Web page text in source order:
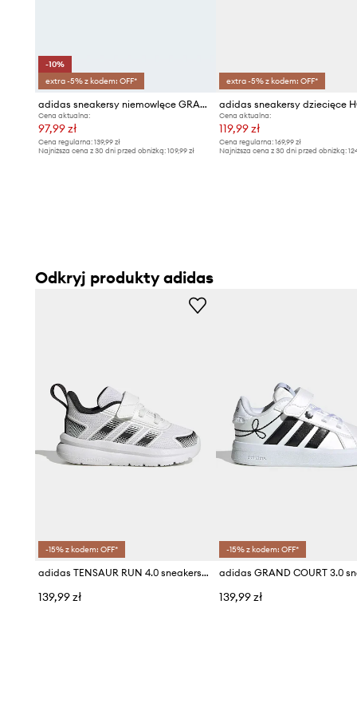
-10%
extra -5% z kodem: OFF*
adidas sneakersy niemowlęce GRAND COURT 3.0
Cena aktualna:
97,99 zł
Cena regularna: 139,99 zł
Najniższa cena z 30 dni przed obniżką: 109,99 zł
extra -5% z kodem: OFF*
Cena aktualna:
119,99 zł
Cena regularna:169,99 zł
Najniższa cena z 30 dni przed obniżką:
Odkryj produkty adidas
-15% z kodem: OFF*
adidas TENSAUR RUN 4.0 sneakersy dziecięce
139,99 zł
-15% z kodem: OFF*
139,99 zł